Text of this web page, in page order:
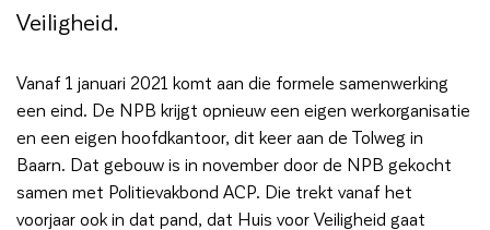
Veiligheid.
Vanaf 1 januari 2021 komt aan die formele samenwerking
een eind. De NPB krijgt opnieuw een eigen werkorganisatie
en een eigen hoofdkantoor, dit keer aan de Tolweg in
Baarn. Dat gebouw is in november door de NPB gekocht
samen met Politievakbond ACP. Die trekt vanaf het
voorjaar ook in dat pand, dat Huis voor Veiligheid gaat